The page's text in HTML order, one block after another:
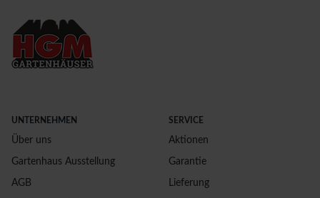
UNTERNEHMEN
Über uns
Gartenhaus Ausstellung
AGB
SERVICE
Aktionen
Garantie
Lieferung